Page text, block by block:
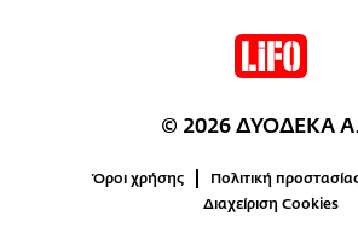
© 2026 ΔΥΟΔΕΚΑ
Όροι χρήσης
Πολιτική
Διαχείριση Cookies